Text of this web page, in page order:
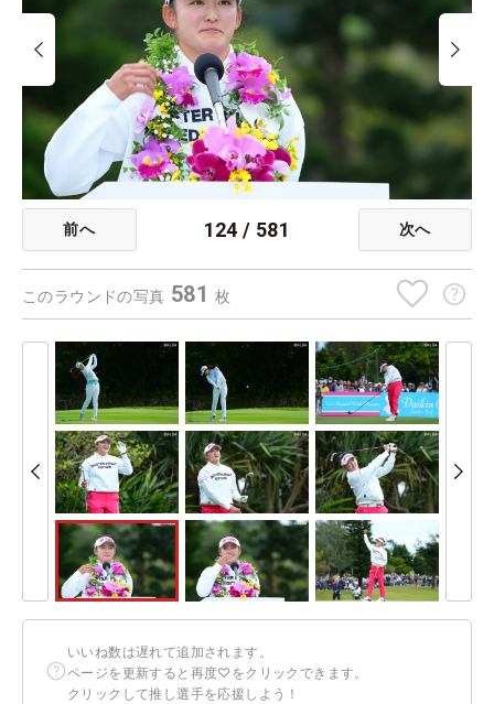
前へ 124 / 581 次へ
このラウンドの写真 581 枚
いいね数は遅れて追加されます。
ページを更新すると再度♡をクリックできます。
クリックして推し選手を応援しよう！